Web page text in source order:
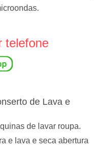
telefone
de Lava e
de lavar roupa.
e lava e seca abertura